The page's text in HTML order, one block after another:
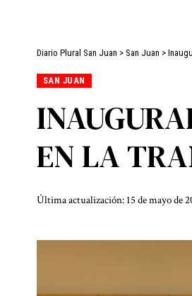
Diario Plural San Juan > San Juan >
SAN JUAN
EN LA
Última actualización: 15 de mayo de